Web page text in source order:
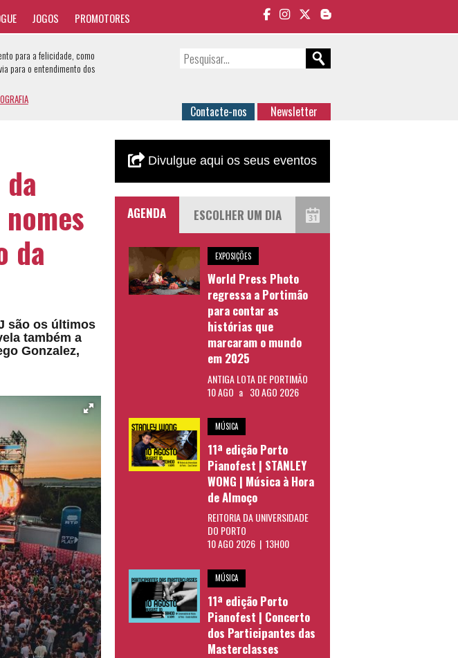
JOGOS PROMOTORES
para a felicidade, como
para o entendimento dos
Contacte-nos Newsletter
da
são os últimos
também a
Gonzalez,
Divulgue aqui os seus eventos
AGENDA
EXPOSIÇÕES
World Press Photo
regressa a Portimão
para contar as
histórias que
marcaram o mundo
em 2025
ANTIGA LOTA DE PORTIMÃO
10 AGO a 30 AGO 2026
MÚSICA
11ª edição Porto
Pianofest | STANLEY
WONG | Música à Hora
de Almoço
REITORIA DA UNIVERSIDADE
DO PORTO
10 AGO 2026 | 13H00
MÚSICA
11ª edição Porto
Pianofest | Concerto
dos Participantes das
Masterclasses